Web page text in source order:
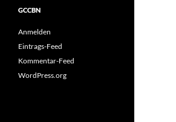
GCCBN
Anmelden
Eintrags-Feed
Kommentar-Feed
WordPress.org